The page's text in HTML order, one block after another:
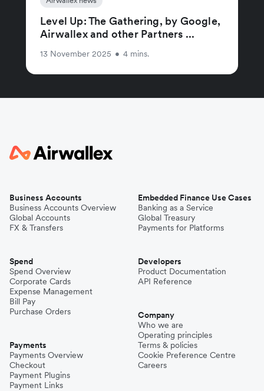
Level Up: The Gathering, by Google,
Airwallex and other Partners ...
13 November 2025 • 4 mins.
Business Accounts
Business Accounts Overview
Global Accounts
FX & Transfers
Spend
Spend Overview
Corporate Cards
Expense Management
Bill Pay
Purchase Orders
Payments
Payments Overview
Checkout
Payment Plugins
Payment Links
Embedded Finance Use Cases
Banking as a Service
Global Treasury
Payments for Platforms
Developers
Product Documentation
API Reference
Company
Who we are
Operating principles
Terms & policies
Cookie Preference Centre
Careers